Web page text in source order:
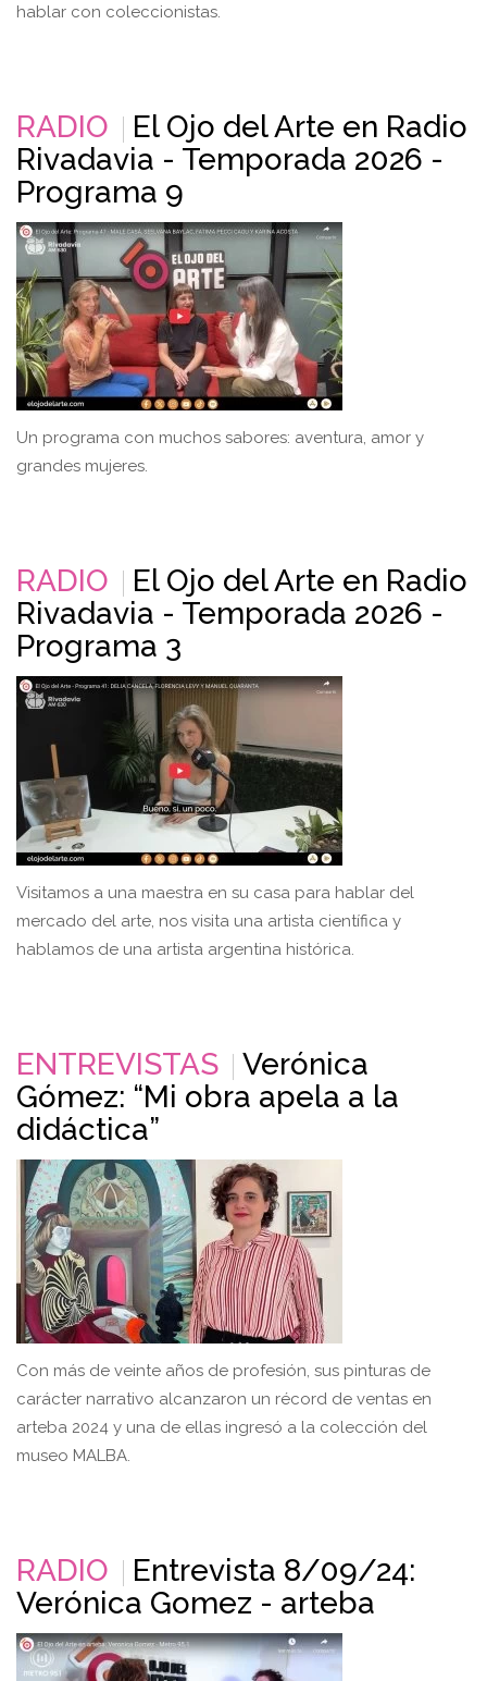
hablar con coleccionistas.
RADIO
El Ojo del Arte en Radio
Rivadavia - Temporada 2026 -
Programa 9
Un programa con muchos sabores: aventura, amor y
grandes mujeres.
RADIO
El Ojo del Arte en Radio
Rivadavia - Temporada 2026 -
Programa 3
Visitamos a una maestra en su casa para hablar del
mercado del arte, nos visita una artista científica y
hablamos de una artista argentina histórica.
ENTREVISTAS
Verónica
Gómez: “Mi obra apela a la
didáctica”
Con más de veinte años de profesión, sus pinturas de
carácter narrativo alcanzaron un récord de ventas en
arteba 2024 y una de ellas ingresó a la colección del
museo MALBA.
RADIO
Entrevista 8/09/24:
Verónica Gomez - arteba